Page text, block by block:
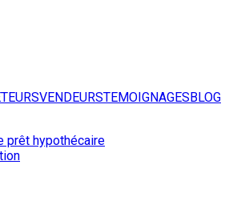
VENDEURSTEMOIGNAGESBLOG
prêt hypothécaire